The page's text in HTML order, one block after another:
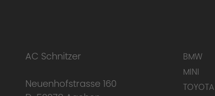
AC Schnitzer
Neuenhofstrasse 160
BMW
MINI
TOYOTA